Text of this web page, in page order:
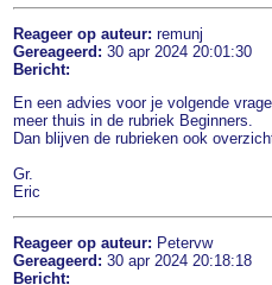
Reageer op auteur: remunj
Gereageerd: 30 apr 2024 20:01:30
Bericht:
En een advies voor je volgende
meer thuis in de rubriek Beginners.
Dan blijven de rubrieken ook
Gr.
Eric
Reageer op auteur: Petervw
Gereageerd: 30 apr 2024 20:18:18
Bericht: